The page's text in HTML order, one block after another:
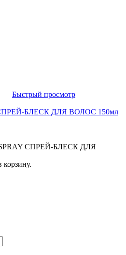
Быстрый просмотр
СПРЕЙ-БЛЕСК ДЛЯ ВОЛОС 150мл
СПРЕЙ-БЛЕСК ДЛЯ
корзину.